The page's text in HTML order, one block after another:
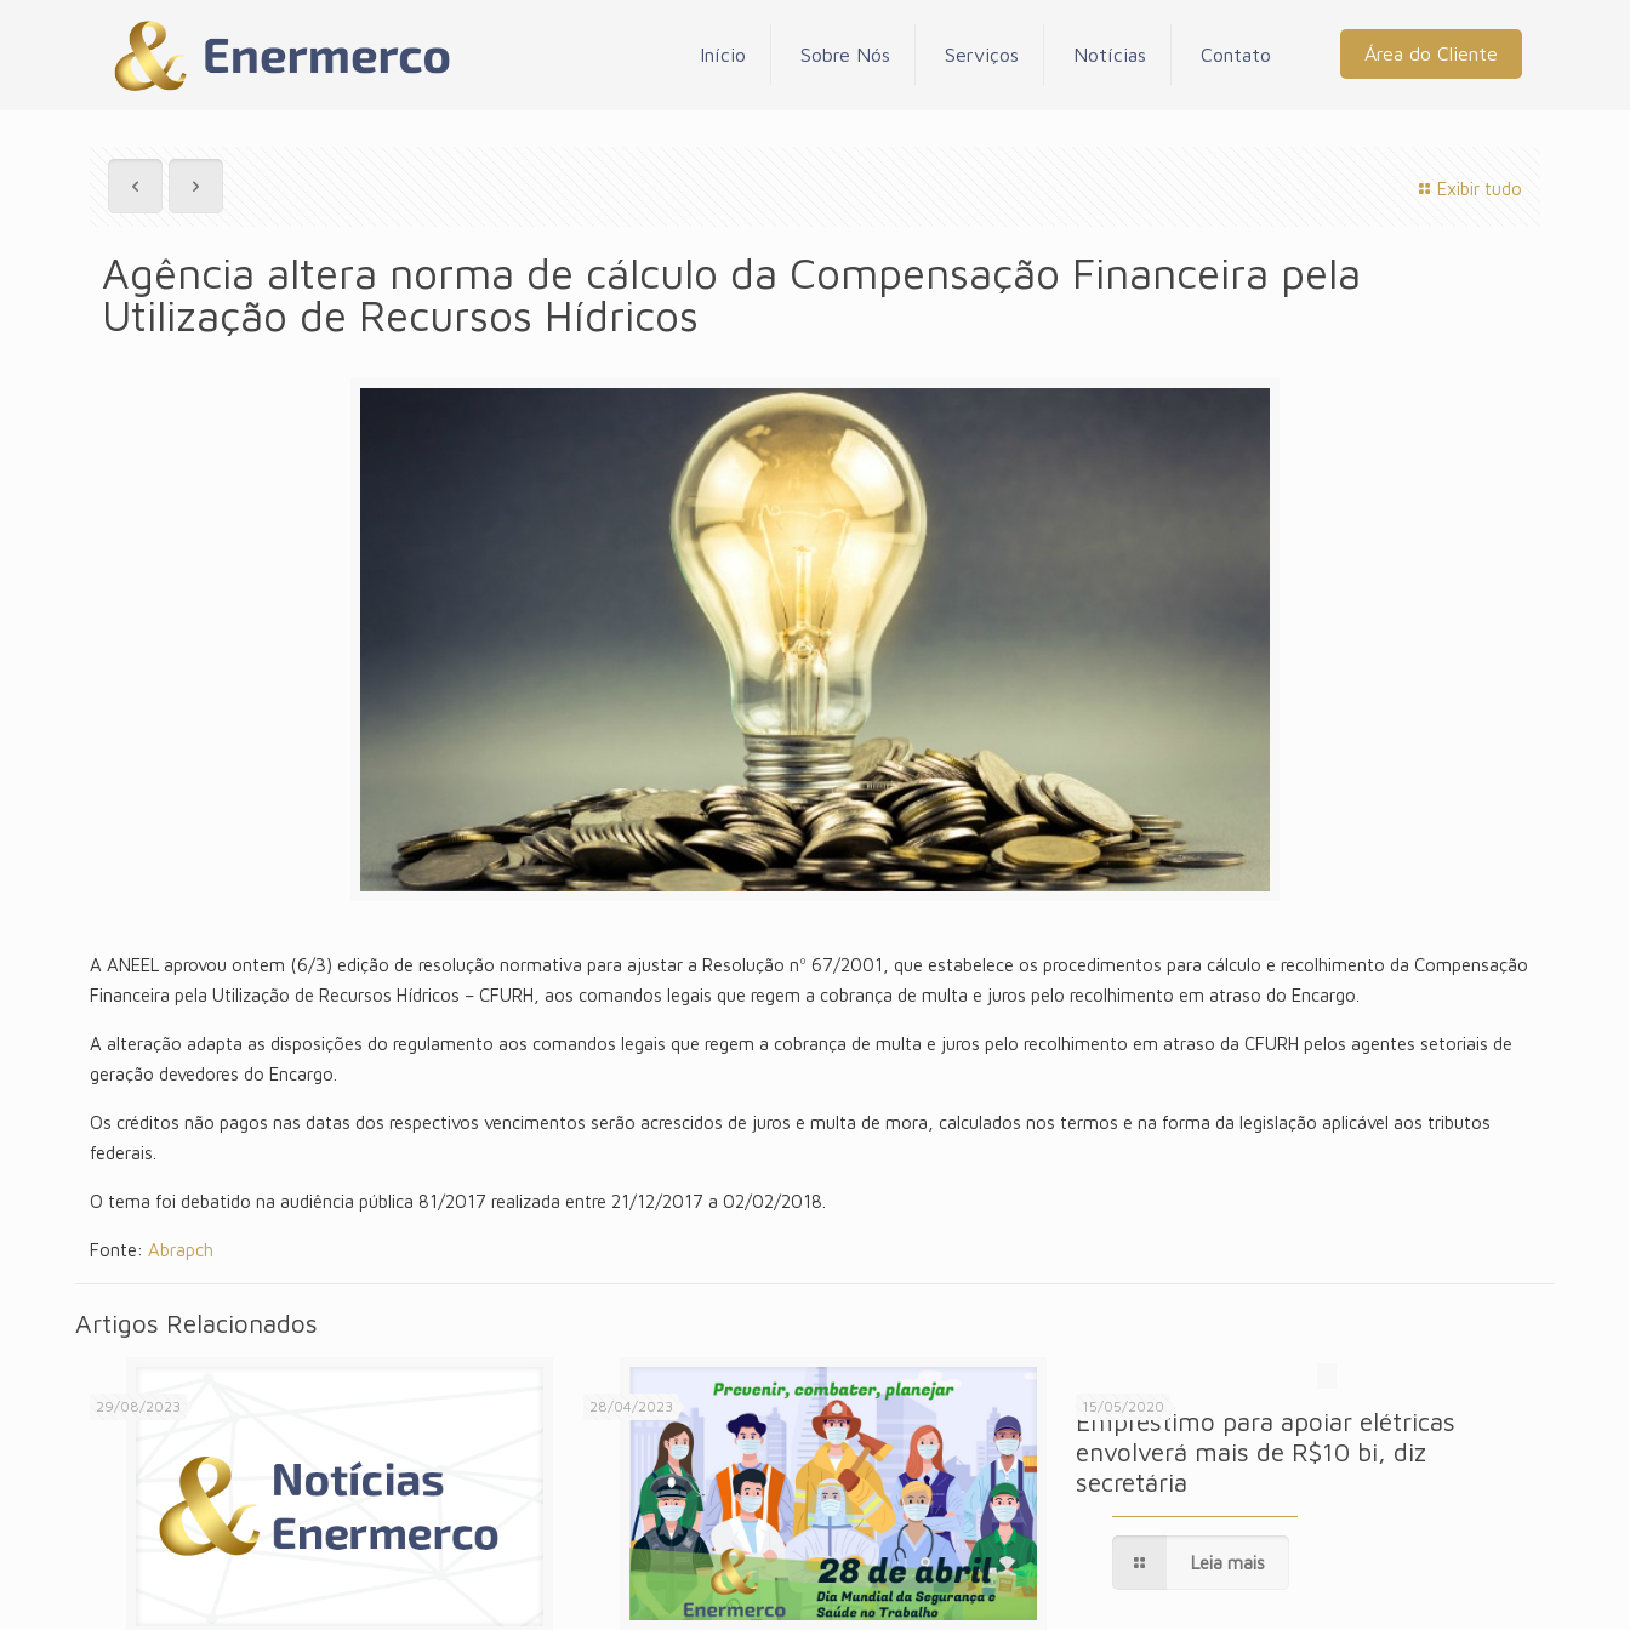
Início Sobre Nós Serviços Notícias Contato Área do Cliente
Exibir tudo
Agência altera norma de cálculo da Compensação Financeira pela
Utilização de Recursos Hídricos
A ANEEL aprovou ontem (6/3) edição de resolução normativa para ajustar a Resolução nº 67/2001, que estabelece os procedimentos para cálculo e recolhimento da Compensação
Financeira pela Utilização de Recursos Hídricos – CFURH, aos comandos legais que regem a cobrança de multa e juros pelo recolhimento em atraso do Encargo.
A alteração adapta as disposições do regulamento aos comandos legais que regem a cobrança de multa e juros pelo recolhimento em atraso da CFURH pelos agentes setoriais de
geração devedores do Encargo.
Os créditos não pagos nas datas dos respectivos vencimentos serão acrescidos de juros e multa de mora, calculados nos termos e na forma da legislação aplicável aos tributos
federais.
O tema foi debatido na audiência pública 81/2017 realizada entre 21/12/2017 a 02/02/2018.
Fonte:Abrapch
Artigos Relacionados
29/08/2023 28/04/2023 15/05/2020
Empréstimo para apoiar elétricas
envolverá mais de R$10 bi, diz
secretária
Leia mais